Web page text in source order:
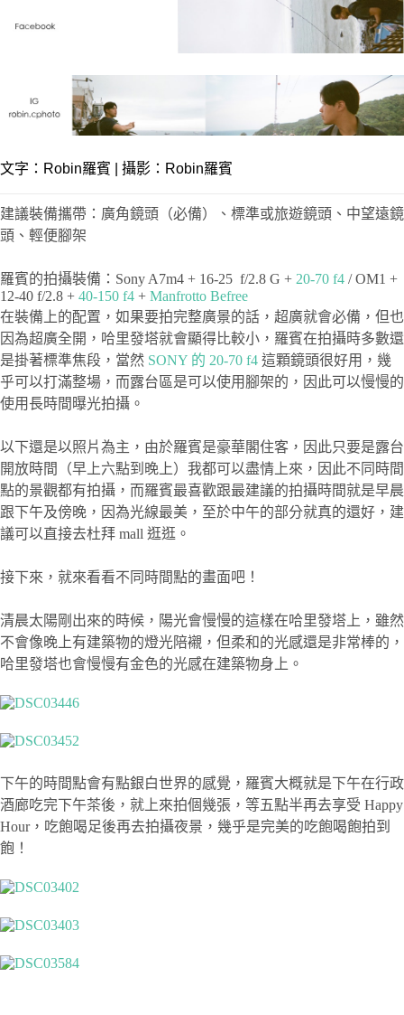
文字： Robin羅賓 | 攝影：Robin羅賓
建議裝備攜帶：廣角鏡頭（必備）、標準或旅遊鏡頭、中望遠鏡
頭、輕便腳架
羅賓的拍攝裝備：Sony A7m4 + 16-25 f/2.8 G + 20-70 f4 / OM1 +
12-40 f/2.8 + 40-150 f4 + Manfrotto Befree
在裝備上的配置，如果要拍完整廣景的話，超廣就會必備，但也
因為超廣全開，哈里發塔就會顯得比較小，羅賓在拍攝時多數還
是掛著標準焦段，當然 SONY 的 20-70 f4 這顆鏡頭很好用，幾
乎可以打滿整場，而露台區是可以使用腳架的，因此可以慢慢的
使用長時間曝光拍攝。
以下還是以照片為主，由於羅賓是豪華閣住客，因此只要是露台
開放時間（早上六點到晚上）我都可以盡情上來，因此不同時間
點的景觀都有拍攝，而羅賓最喜歡跟最建議的拍攝時間就是早晨
跟下午及傍晚，因為光線最美，至於中午的部分就真的還好，建
議可以直接去杜拜 mall 逛逛。
接下來，就來看看不同時間點的畫面吧！
清晨太陽剛出來的時候，陽光會慢慢的這樣在哈里發塔上，雖然
不會像晚上有建築物的燈光陪襯，但柔和的光感還是非常棒的，
哈里發塔也會慢慢有金色的光感在建築物身上。
下午的時間點會有點銀白世界的感覺，羅賓大概就是下午在行政
酒廊吃完下午茶後，就上來拍個幾張，等五點半再去享受 Happy
Hour，吃飽喝足後再去拍攝夜景，幾乎是完美的吃飽喝飽拍到
飽！